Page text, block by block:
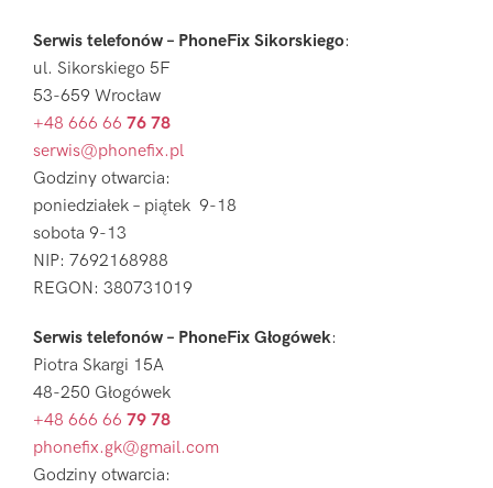
Serwis telefonów – PhoneFix Sikorskiego:
ul. Sikorskiego 5F
53-659 Wrocław
+48 666 66 76 78
serwis@phonefix.pl
Godziny otwarcia:
poniedziałek – piątek 9-18
sobota 9-13
NIP: 7692168988
REGON: 380731019
Serwis telefonów – PhoneFix Głogówek:
Piotra Skargi 15A
48-250 Głogówek
+48 666 66 79 78
phonefix.gk@gmail.com
Godziny otwarcia: